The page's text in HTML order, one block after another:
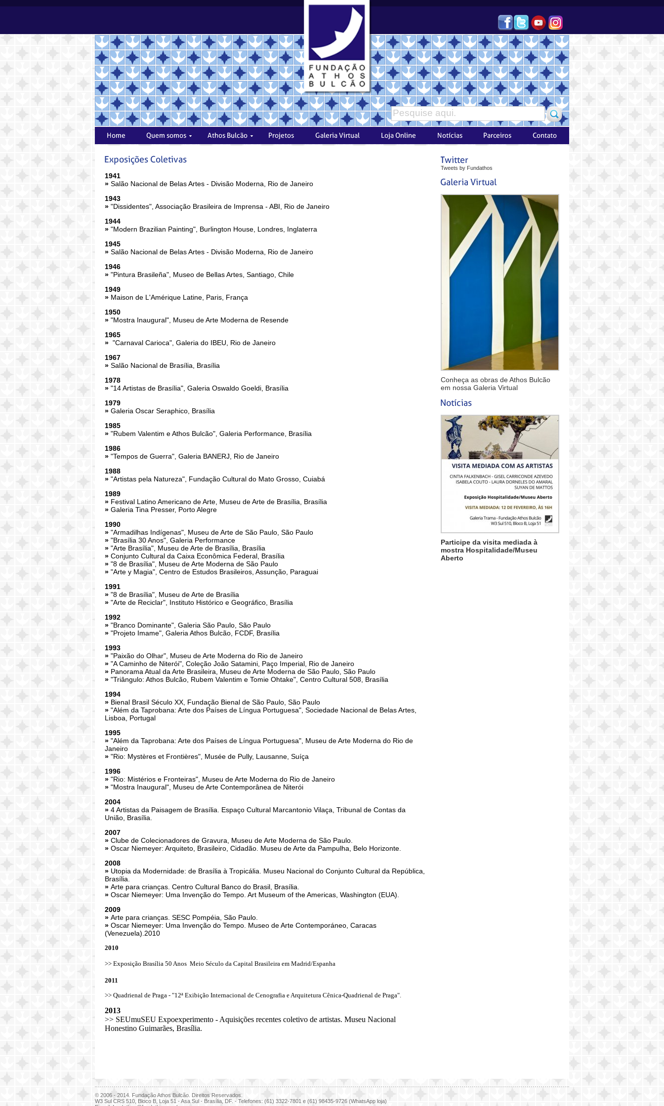
1941
» Salão Nacional de Belas Artes - Divisão Moderna, Rio de Janeiro
1943
» "Dissidentes", Associação Brasileira de Imprensa - ABI, Rio de Janeiro
1944
» "Modern Brazilian Painting", Burlington House, Londres, Inglaterra
1945
» Salão Nacional de Belas Artes - Divisão Moderna, Rio de Janeiro
1946
» "Pintura Brasileña", Museo de Bellas Artes, Santiago, Chile
1949
» Maison de L'Amérique Latine, Paris, França
1950
» "Mostra Inaugural", Museu de Arte Moderna de Resende
1965
» "Carnaval Carioca", Galeria do IBEU, Rio de Janeiro
1967
» Salão Nacional de Brasília, Brasília
1978
» "14 Artistas de Brasília", Galeria Oswaldo Goeldi, Brasília
1979
» Galeria Oscar Seraphico, Brasília
1985
» "Rubem Valentim e Athos Bulcão", Galeria Performance, Brasília
1986
» "Tempos de Guerra", Galeria BANERJ, Rio de Janeiro
1988
» "Artistas pela Natureza", Fundação Cultural do Mato Grosso, Cuiabá
1989
» Festival Latino Americano de Arte, Museu de Arte de Brasília, Brasília
» Galeria Tina Presser, Porto Alegre
1990
» "Armadilhas Indígenas", Museu de Arte de São Paulo, São Paulo
» "Brasília 30 Anos", Galeria Performance
» "Arte Brasília", Museu de Arte de Brasília, Brasília
» Conjunto Cultural da Caixa Econômica Federal, Brasília
» "8 de Brasília", Museu de Arte Moderna de São Paulo
» "Arte y Magia", Centro de Estudos Brasileiros, Assunção, Paraguai
1991
» "8 de Brasília", Museu de Arte de Brasília
» "Arte de Reciclar", Instituto Histórico e Geográfico, Brasília
1992
» "Branco Dominante", Galeria São Paulo, São Paulo
» "Projeto Imame", Galeria Athos Bulcão, FCDF, Brasília
1993
» "Paixão do Olhar", Museu de Arte Moderna do Rio de Janeiro
» "A Caminho de Niterói", Coleção João Satamini, Paço Imperial, Rio de Janeiro
» Panorama Atual da Arte Brasileira, Museu de Arte Moderna de São Paulo, São Paulo
» "Triângulo: Athos Bulcão, Rubem Valentim e Tomie Ohtake", Centro Cultural 508, Brasília
1994
» Bienal Brasil Século XX, Fundação Bienal de São Paulo, São Paulo
» "Além da Taprobana: Arte dos Países de Língua Portuguesa", Sociedade Nacional de Belas Artes,
Lisboa, Portugal
1995
» "Além da Taprobana: Arte dos Países de Língua Portuguesa", Museu de Arte Moderna do Rio de
Janeiro
» "Rio: Mystères et Frontières", Musée de Pully, Lausanne, Suíça
1996
» "Rio: Mistérios e Fronteiras", Museu de Arte Moderna do Rio de Janeiro
» "Mostra Inaugural", Museu de Arte Contemporânea de Niterói
2004
» 4 Artistas da Paisagem de Brasília. Espaço Cultural Marcantonio Vilaça, Tribunal de Contas da
União, Brasília.
2007
» Clube de Colecionadores de Gravura, Museu de Arte Moderna de São Paulo.
» Oscar Niemeyer: Arquiteto, Brasileiro, Cidadão. Museu de Arte da Pampulha, Belo Horizonte.
2008
» Utopia da Modernidade: de Brasília à Tropicália. Museu Nacional do Conjunto Cultural da República,
Brasília.
» Arte para crianças. Centro Cultural Banco do Brasil, Brasília.
» Oscar Niemeyer: Uma Invenção do Tempo. Art Museum of the Americas, Washington (EUA).
2009
» Arte para crianças. SESC Pompéia, São Paulo.
» Oscar Niemeyer: Uma Invenção do Tempo. Museo de Arte Contemporáneo, Caracas
(Venezuela).2010
2010
>> Exposição Brasília 50 Anos  Meio Século da Capital Brasileira em Madrid/Espanha
2011
>> Quadrienal de Praga - "12ª Exibição Internacional de Cenografia e Arquitetura Cênica-Quadrienal de Praga".
2013
>> SEUmuSEU Expoexperimento - Aquisições recentes coletivo de artistas. Museu Nacional
Honestino Guimarães, Brasília.
Tweets by Fundathos
Conheça as obras de Athos Bulcão
em nossa Galeria Virtual
Participe da visita mediada à
mostra Hospitalidade/Museu
Aberto
© 2006 - 2014. Fundação Athos Bulcão. Direitos Reservados.
W3 Sul CRS 510, Bloco B, Loja 51 - Asa Sul - Brasília, DF. - Telefones: (61) 3322-7801 e (61) 98435-9726 (WhatsApp loja)